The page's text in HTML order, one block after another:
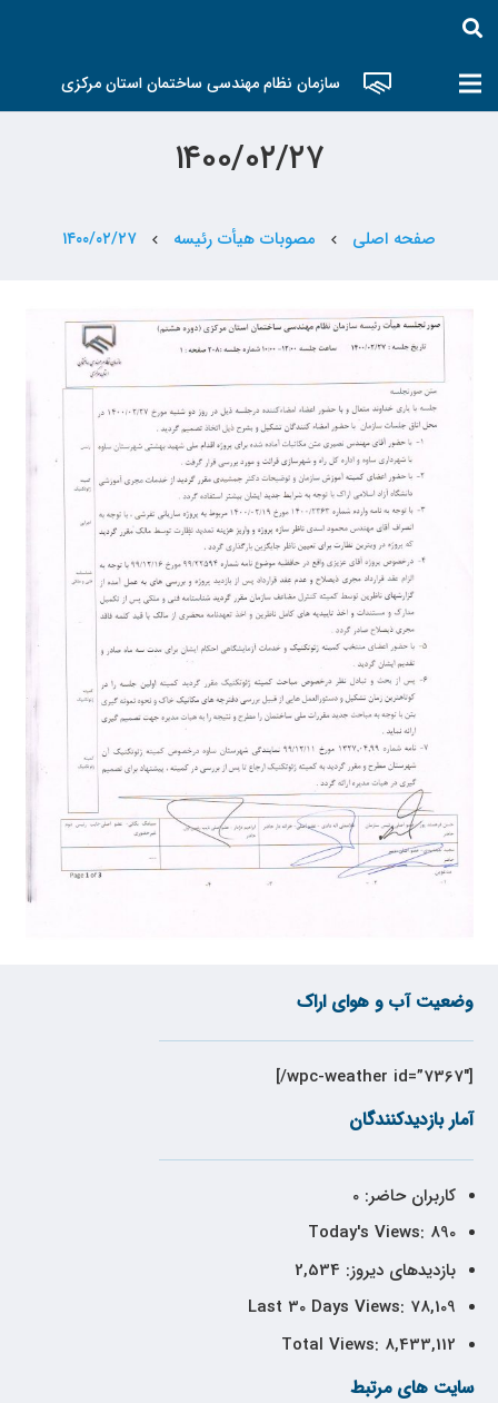
سازمان نظام مهندسی ساختمان استان مرکزی
۱۴۰۰/۰۲/۲۷
صفحه اصلی chevron_left مصوبات هیأت رئیسه chevron_left ۱۴۰۰/۰۲/۲۷
وضعیت آب و هوای اراک
[wpc-weather id=”7367″/]
آمار بازدیدکنندگان
کاربران حاضر:0
Today's Views: 890
بازدیدهای دیروز: 2,534
Last 30 Days Views: 78,109
Total Views: 8,433,112
سایت های مرتبط